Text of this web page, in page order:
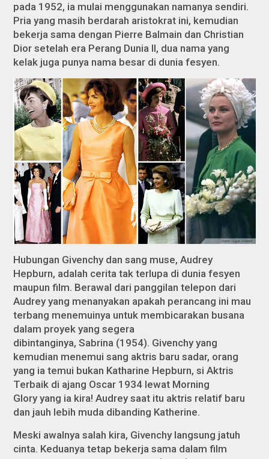
pada 1952, ia mulai menggunakan namanya sendiri.
Pria yang masih berdarah aristokrat ini, kemudian
bekerja sama dengan Pierre Balmain dan Christian
Dior setelah era Perang Dunia II, dua nama yang
kelak juga punya nama besar di dunia fesyen.
Hubungan Givenchy dan sang muse, Audrey
Hepburn, adalah cerita tak terlupa di dunia fesyen
maupun film. Berawal dari panggilan telepon dari
Audrey yang menanyakan apakah perancang ini mau
terbang menemuinya untuk membicarakan busana
dalam proyek yang segera
dibintanginya,Sabrina (1954). Givenchy yang
kemudian menemui sang aktris baru sadar, orang
yang ia temui bukan Katharine Hepburn, si Aktris
Terbaik di ajang Oscar 1934 lewat Morning
Gloryyang ia kira! Audrey saat itu aktris relatif baru
dan jauh lebih muda dibanding Katherine.
Meski awalnya salah kira, Givenchy langsung jatuh
cinta. Keduanya tetap bekerja sama dalam film